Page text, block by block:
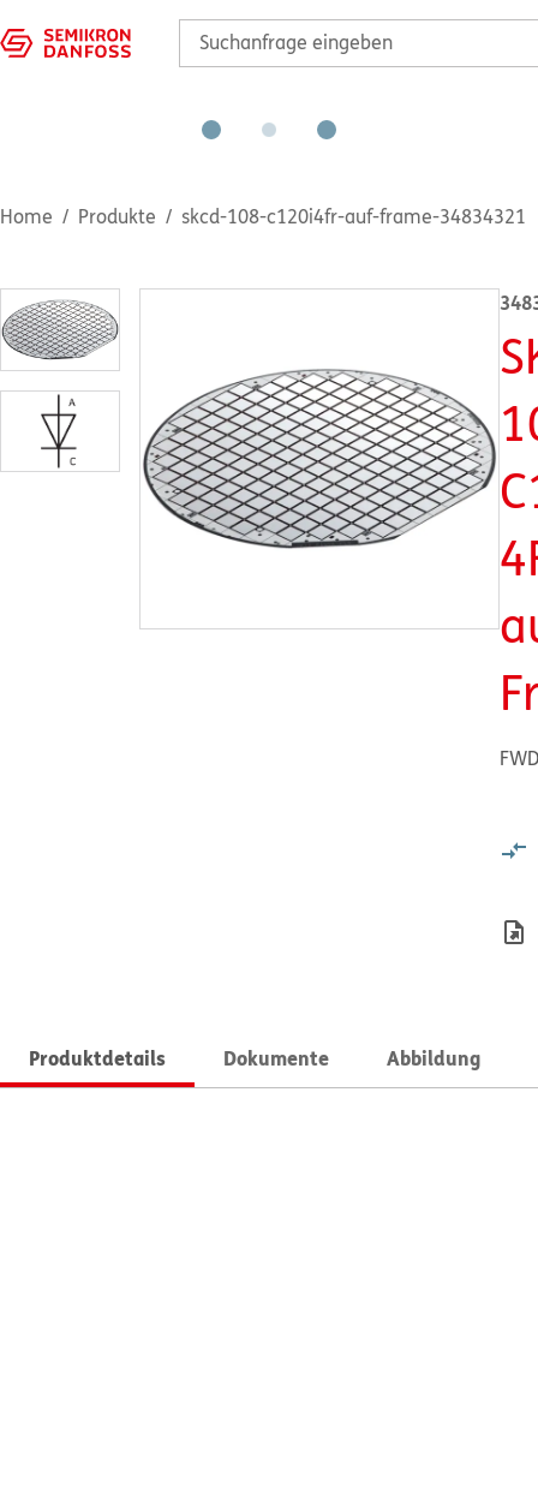
Home Produkte skcd-108-c120i4fr-auf-frame-34834321
Produktdetails Dokumente Abbildung